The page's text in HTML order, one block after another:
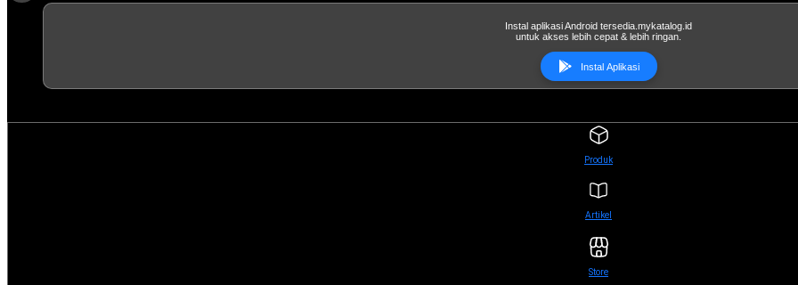
Instal aplikasi Android tersedia.mykatalog.id
untuk akses lebih cepat & lebih ringan.
Instal Aplikasi
Produk
Artikel
Store